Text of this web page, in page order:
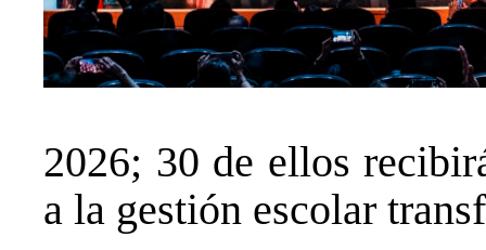
2026; 30 de ellos
a la gestión escolar